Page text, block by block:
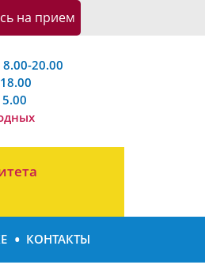
на приeм
20.00
КОНТАКТЫ